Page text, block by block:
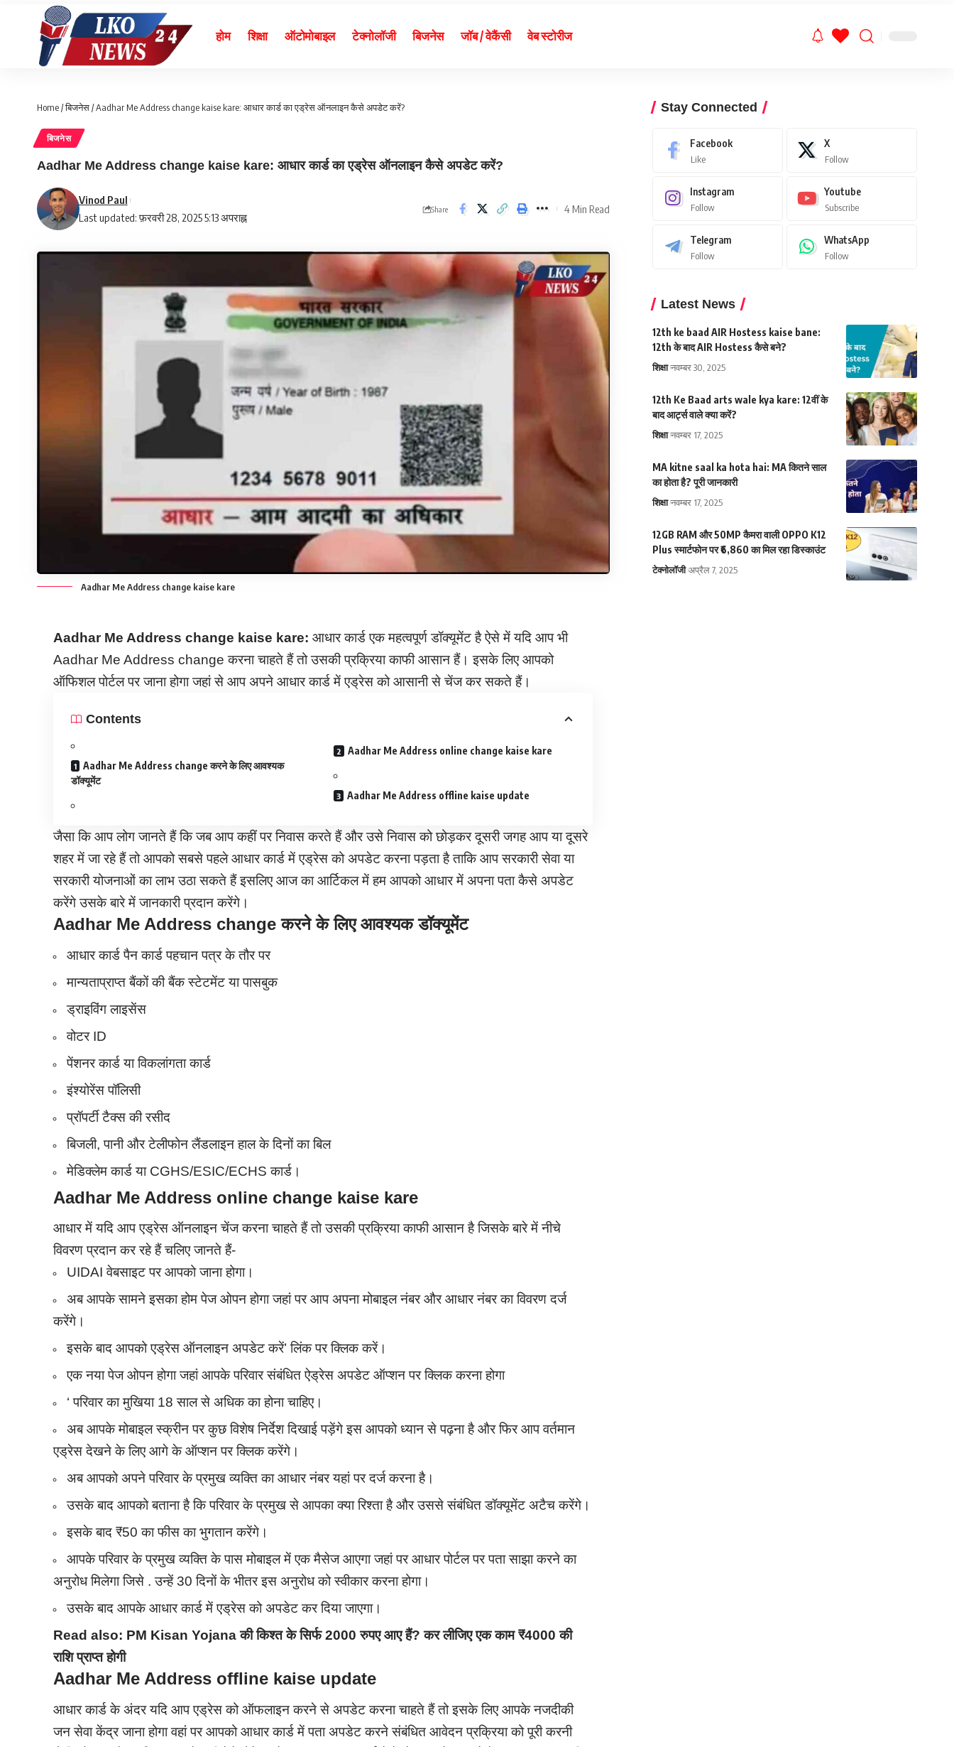
होम शिक्षा ऑटोमोबाइल टेक्नोलॉजी बिजनेस जॉब / वेकैंसी वेब स्टोरीज
Home/बिजनेस/Aadhar Me Address change kaise kare: आधार कार्ड का एड्रेस ऑनलाइन कैसे अपडेट करें?
बिजनेस
Aadhar Me Address change kaise kare: आधार कार्ड का एड्रेस ऑनलाइन कैसे अपडेट करें?
Last updated: फ़रवरी 28, 2025 5:13 अपराह्न
Vinod Paul
Share 4 Min Read
Aadhar Me Address change kaise kare
Aadhar Me Address change kaise kare: आधार कार्ड एक महत्वपूर्ण डॉक्यूमेंट है ऐसे में यदि आप भी
Aadhar Me Address change करना चाहते हैं तो उसकी प्रक्रिया काफी आसान हैं। इसके लिए आपको
ऑफिशल पोर्टल पर जाना होगा जहां से आप अपने आधार कार्ड में एड्रेस को आसानी से चेंज कर सकते हैं।
Contents
Aadhar Me Address change करने के लिए आवश्यक
डॉक्यूमेंट
Aadhar Me Address online change kaise kare
Aadhar Me Address offline kaise update
जैसा कि आप लोग जानते हैं कि जब आप कहीं पर निवास करते हैं और उसे निवास को छोड़कर दूसरी जगह आप या दूसरे
शहर में जा रहे हैं तो आपको सबसे पहले आधार कार्ड में एड्रेस को अपडेट करना पड़ता है ताकि आप सरकारी सेवा या
सरकारी योजनाओंका लाभ उठा सकते हैं इसलिए आज का आर्टिकल में हम आपको आधार में अपना पता कैसे अपडेट
करेंगे उसके बारे में जानकारी प्रदान करेंगे।
Aadhar Me Address change करने के लिए आवश्यक डॉक्यूमेंट
आधार कार्ड पैन कार्ड पहचान पत्र के तौर पर
मान्यताप्राप्त बैंकों की बैंक स्टेटमेंट या पासबुक
ड्राइविंग लाइसेंस
वोटर ID
पेंशनर कार्ड या विकलांगता कार्ड
इंश्योरेंस पॉलिसी
प्रॉपर्टी टैक्स की रसीद
बिजली, पानी और टेलीफोन लैंडलाइन हाल के दिनों का बिल
मेडिक्लेम कार्ड या CGHS/ESIC/ECHS कार्ड।
Aadhar Me Address online change kaise kare
आधार में यदि आप एड्रेस ऑनलाइन चेंज करना चाहते हैं तो उसकी प्रक्रिया काफी आसान है जिसके बारे में नीचे
विवरण प्रदान कर रहे हैं चलिए जानते हैं-
UIDAI वेबसाइट पर आपको जाना होगा।
अब आपके सामने इसका होम पेज ओपन होगा जहां पर आप अपना मोबाइल नंबर और आधार नंबर का विवरण दर्ज
करेंगे।
इसके बाद आपको एड्रेस ऑनलाइन अपडेट करें’ लिंक पर क्लिक करें।
एक नया पेज ओपन होगा जहां आपके परिवार संबंधित ऐड्रेस अपडेट ऑप्शन पर क्लिक करना होगा
‘ परिवार का मुखिया 18 साल से अधिक का होना चाहिए।
अब आपके मोबाइल स्क्रीन पर कुछ विशेष निर्देश दिखाई पड़ेंगे इस आपको ध्यान से पढ़ना है और फिर आप वर्तमान
एड्रेस देखने के लिए आगे के ऑप्शन पर क्लिक करेंगे।
अब आपको अपने परिवार के प्रमुख व्यक्ति का आधार नंबर यहां पर दर्ज करना है।
उसके बाद आपको बताना है कि परिवार के प्रमुख से आपका क्या रिश्ता है और उससे संबंधित डॉक्यूमेंट अटैच करेंगे।
इसके बाद ₹50 का फीस का भुगतान करेंगे।
आपके परिवार के प्रमुख व्यक्ति के पास मोबाइल में एक मैसेज आएगा जहां पर आधार पोर्टल पर पता साझा करने का
अनुरोध मिलेगा जिसे . उन्हें 30 दिनों के भीतर इस अनुरोध को स्वीकार करना होगा।
उसके बाद आपके आधार कार्ड में एड्रेस को अपडेट कर दिया जाएगा।
Read also: PM Kisan Yojana की किश्त के सिर्फ 2000 रुपए आए हैं? कर लीजिए एक काम ₹4000 की
राशि प्राप्त होगी
Aadhar Me Address offline kaise update
आधार कार्ड के अंदर यदि आप एड्रेस को ऑफलाइन करने से अपडेट करना चाहते हैं तो इसके लिए आपके नजदीकी
जन सेवा केंद्र जाना होगा वहां पर आपको आधार कार्ड में पता अपडेट करने संबंधित आवेदन प्रक्रिया को पूरी करनी
Stay Connected
Facebook
Like
X
Follow
Instagram
Follow
Youtube
Subscribe
Telegram
Follow
WhatsApp
Follow
Latest News
12th ke baad AIR Hostess kaise bane:
12th के बाद AIR Hostess कैसे बने?
शिक्षा नवम्बर 30, 2025
12th Ke Baad arts wale kya kare: 12वीं के
बाद आर्ट्स वाले क्या करें?
शिक्षा नवम्बर 17, 2025
MA kitne saal ka hota hai: MA कितने साल
का होता है? पूरी जानकारी
शिक्षा नवम्बर 17, 2025
12GB RAM और 50MP कैमरा वाली OPPO K12
Plus स्मार्टफोन पर ₹6,860 का मिल रहा डिस्काउंट
टेक्नोलॉजी अप्रैल 7, 2025